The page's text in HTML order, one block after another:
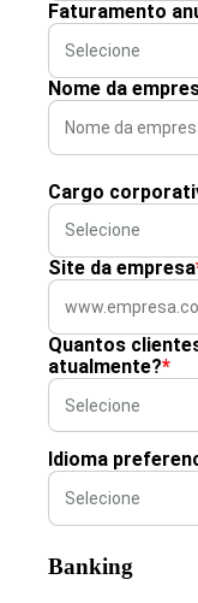
Faturamento
Nome da
Cargo
Site da empresa
Quantos
atualmente?*
Idioma
Banking